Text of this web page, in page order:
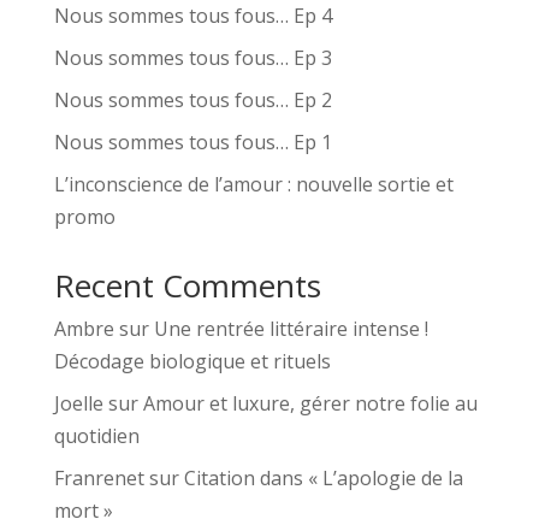
Nous sommes tous fous… Ep 4
Nous sommes tous fous… Ep 3
Nous sommes tous fous… Ep 2
Nous sommes tous fous… Ep 1
L’inconscience de l’amour : nouvelle sortie et
promo
Recent Comments
Ambre sur Une rentrée littéraire intense !
Décodage biologique et rituels
Joelle surAmour et luxure, gérer notre folie au
quotidien
FranrenetsurCitation dans « L’apologie de la
mort »